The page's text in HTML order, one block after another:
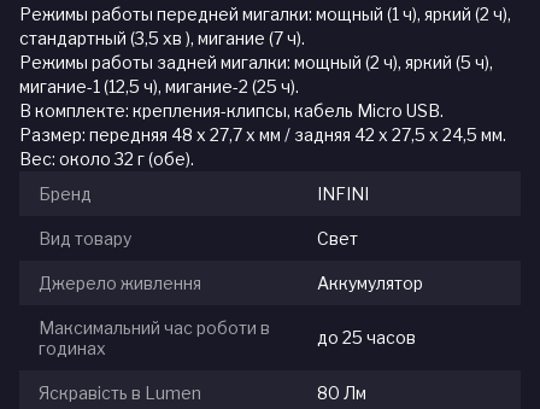
Режимы работы передней мигалки: мощный (1 ч), яркий (2 ч),
стандартный (3,5 хв ), мигание (7 ч).
Режимы работы задней мигалки: мощный (2 ч), яркий (5 ч),
мигание-1 (12,5 ч), мигание-2 (25 ч).
В комплекте: крепления-клипсы, кабель Micro USB.
Размер: передняя 48 х 27,7 х мм / задняя 42 х 27,5 х 24,5 мм.
Вес: около 32 г (обе).
Бренд
INFINI
Вид товару Свет
Джерело живлення Аккумулятор
Максимальний час роботи в
годинах
до 25 часов
Яскравість в Lumen 80 Лм